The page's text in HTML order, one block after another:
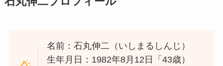
名前：石丸伸二（いしまるしんじ）
生年月日：1982年8月12日「43歳）